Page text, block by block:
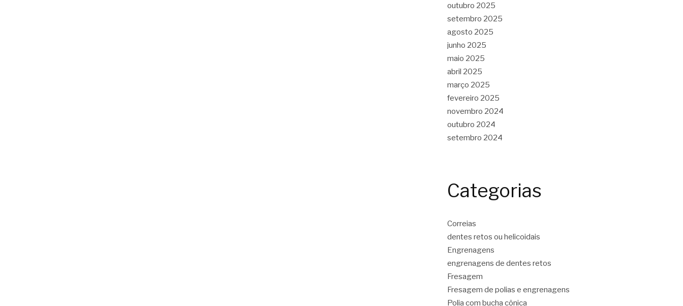
outubro 2025
setembro 2025
agosto 2025
junho 2025
maio 2025
abril 2025
março 2025
fevereiro 2025
novembro 2024
outubro 2024
setembro 2024
Categorias
Correias
dentes retos ou helicoidais
Engrenagens
engrenagens de dentes retos
Fresagem
Fresagem de polias e engrenagens
Polia com bucha cônica